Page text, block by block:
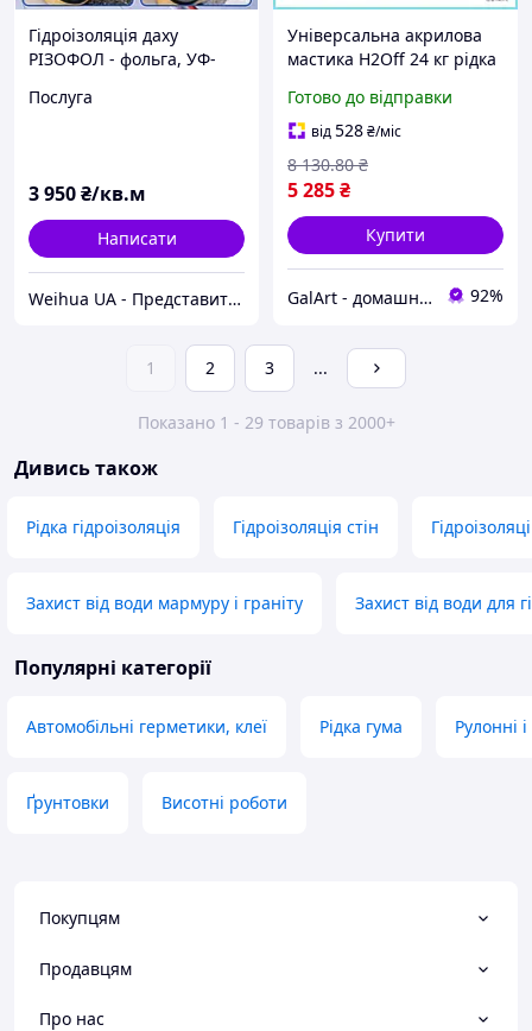
Гідроізоляція даху
РІЗОФОЛ - фольга, УФ-
Послуга
3 950₴/кв.м
Написати
Weihua UA - Представительство на территории Украины
Універсальна акрилова
мастика H2Off 24 кг рідка
даху фундаменту стін та
підлоги Гал1
Готово до відправки
від528₴/міс
5 285₴
8 130.80 ₴
Купити
GalArt - домашній затишок 92%
1 2 3 ...
Показано 1 - 29 товарів з 2000+
Дивись також
Рідка гідроізоляція Гідроізоляція стін
Захист від води мармуру і граніту Захист від води для
Популярні категорії
Автомобільні герметики, клеї Рідка гума Рулонні
Ґрунтовки Висотні роботи
Покупцям
Продавцям
Про нас